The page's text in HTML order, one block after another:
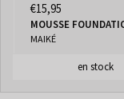
€15,95
MOUSSE
MAIKÉ
en stock